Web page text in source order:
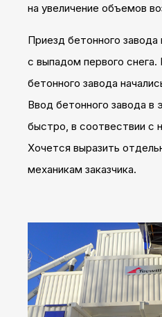
на увеличение объемов
Приезд бетонного
с выпадом первого
бетонного завода
Ввод бетонного завода в
быстро, в соотвествии с
Хочется выразить
механикам заказчика.